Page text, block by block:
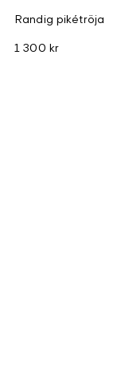
Randig pikétröja
1 300 kr